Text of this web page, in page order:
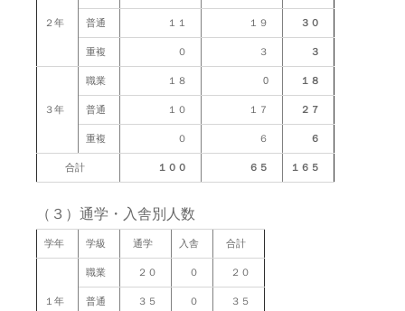
２年 普通 １１ １９ ３０
重複 ０ ３ ３
３年
職業 １８ 0 １８
普通 １０ １７ ２７
重複 ０ ６ ６
合計 １００ ６５ １６５
（３）通学・入舎別人数
学年 学級 通学 入舎 合計
１年
職業 ２０ ０ ２０
普通 ３５ ０ ３５